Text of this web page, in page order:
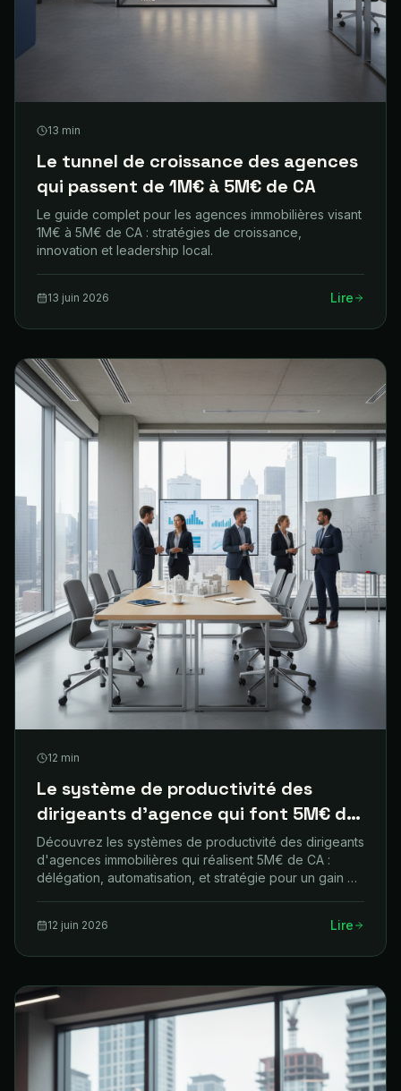
13 min
Le tunnel de croissance des agences
qui passent de 1M€ à 5M€ de CA
Le guide complet pour les agences immobilières visant
1M€ à 5M€ de CA : stratégies de croissance,
innovation et leadership local.
13 juin 2026 Lire
12 min
Le système de productivité des
dirigeants d'agence qui font 5M€ de
CA
Découvrez les systèmes de productivité des dirigeants
d'agences immobilières qui réalisent 5M€ de CA :
délégation, automatisation, et stratégie pour un gain de
12 juin 2026 Lire